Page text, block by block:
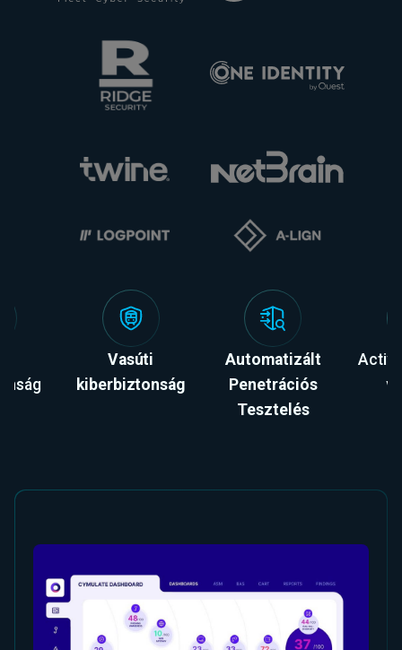
Vasúti
kiberbiztonság
Automatizált
Penetrációs
Tesztelés